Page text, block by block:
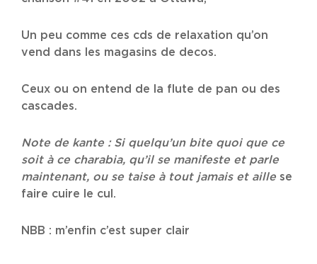
Un peu comme ces cds de relaxation qu’on
vend dans les magasins de decos.
Ceux ou on entend de la flute de pan ou des
cascades.
Note de kante : Si quelqu’un bite quoi que ce
soit à ce charabia, qu’il se manifeste et parle
maintenant, ou se taise à tout jamais et aille se
faire cuire le cul.
NBB : m’enfin c’est super clair